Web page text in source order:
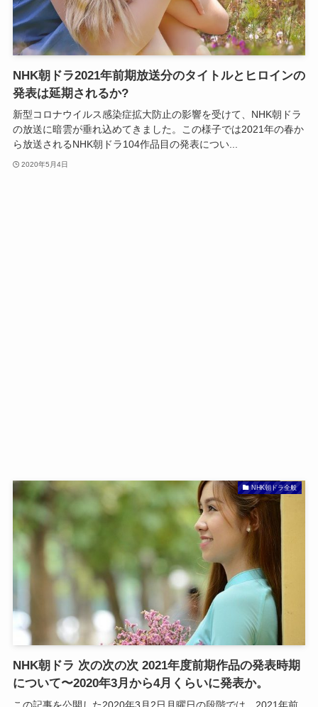
NHK朝ドラ2021年前期放送分のタイトルとヒロインの
発表は延期されるか?
新型コロナウイルス感染症拡大防止の影響を受けて、NHK朝ドラ
の放送に暗雲が垂れ込めてきました。この様子では2021年の春か
ら放送されるNHK朝ドラ104作品目の発表につい...
2020年5月4日
NHK朝ドラ全般
NHK朝ドラ 次の次の次 2021年度前期作品の発表時期
について〜2020年3月から4月くらいに発表か。
この記事を公開した2020年3月2日月曜日の段階では、2021年前